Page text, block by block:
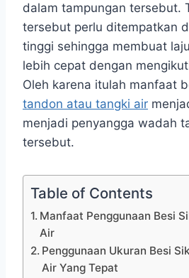
dalam tampungan tersebut.
tersebut perlu ditempatkan
tinggi sehingga membuat
lebih cepat dengan
Oleh karena itulah manfaat
tandon atau tangki air
menjadi penyangga wadah
tersebut.
Table of Contents
Manfaat Penggunaan Besi
Air
Penggunaan Ukuran Besi
Air Yang Tepat